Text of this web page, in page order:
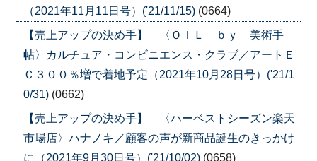
（2021年11月11日号）('21/11/15) (0664)
【売上アップの決め手】 〈ＯＩＬ ｂｙ 美術手
帖〉カルチュア・コンビニエンス・クラブ／アートＥ
Ｃ３００％増で着地予定（2021年10月28日号）('21/1
0/31) (0662)
【売上アップの決め手】 〈ハーベストシーズン楽天
市場店〉ハナノキ／顧客の声が新商品誕生のきっかけ
に（2021年9月30日号）('21/10/02) (0658)